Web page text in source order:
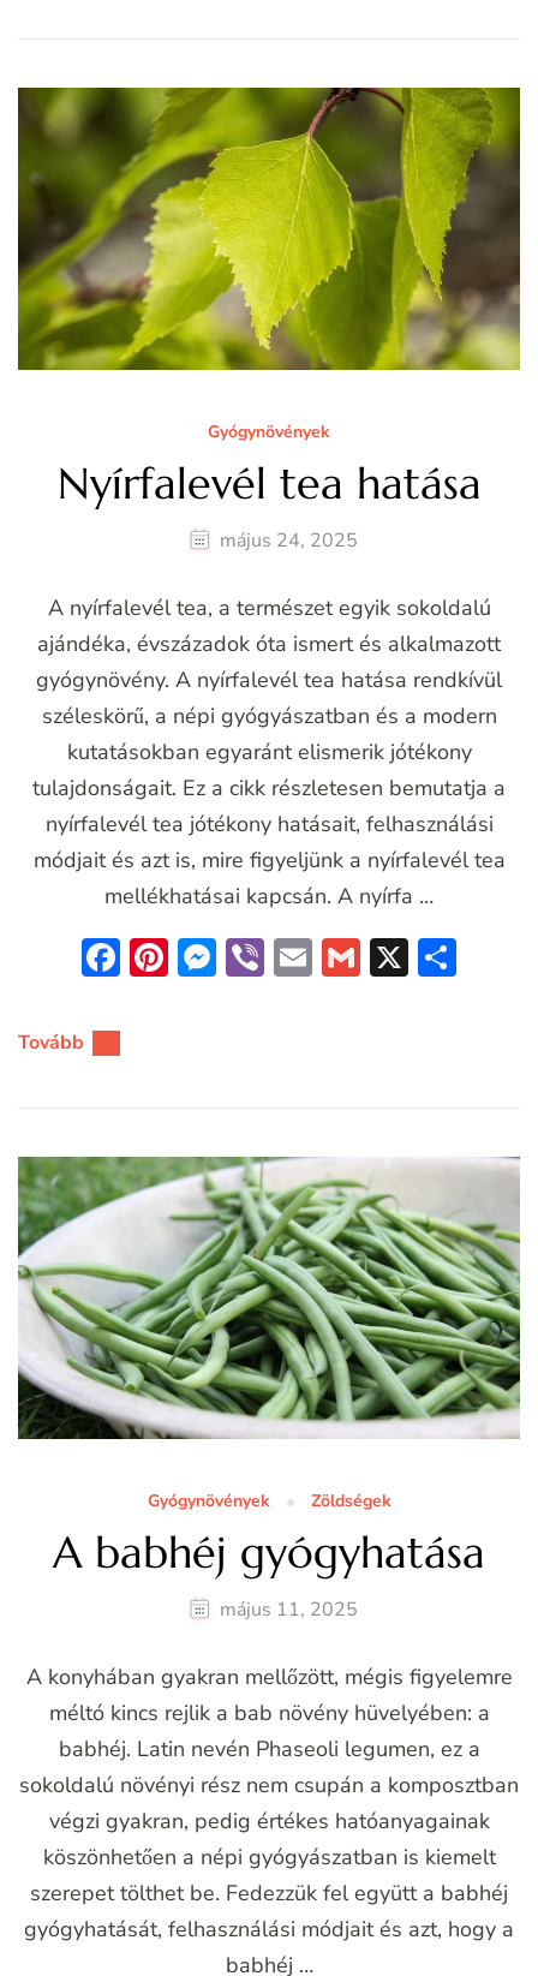
Gyógynövények
Nyírfalevél tea hatása
május 24, 2025
A nyírfalevél tea, a természet egyik sokoldalú
ajándéka, évszázadok óta ismert és alkalmazott
gyógynövény. A nyírfalevél tea hatása rendkívül
széleskörű, a népi gyógyászatban és a modern
kutatásokban egyaránt elismerik jótékony
tulajdonságait. Ez a cikk részletesen bemutatja a
nyírfalevél tea jótékony hatásait, felhasználási
módjait és azt is, mire figyeljünk a nyírfalevél tea
mellékhatásai kapcsán. A nyírfa …
Facebook
Pinterest
Messenger
ViberEmailGmail
X
Tovább
Gyógynövények Zöldségek
A babhéj gyógyhatása
május 11, 2025
A konyhában gyakran mellőzött, mégis figyelemre
méltó kincs rejlik a bab növény hüvelyében: a
babhéj. Latin nevén Phaseoli legumen, ez a
sokoldalú növényi rész nem csupán a komposztban
végzi gyakran, pedig értékes hatóanyagainak
köszönhetően a népi gyógyászatban is kiemelt
szerepet tölthet be. Fedezzük fel együtt a babhéj
gyógyhatását, felhasználási módjait és azt, hogy a
babhéj …